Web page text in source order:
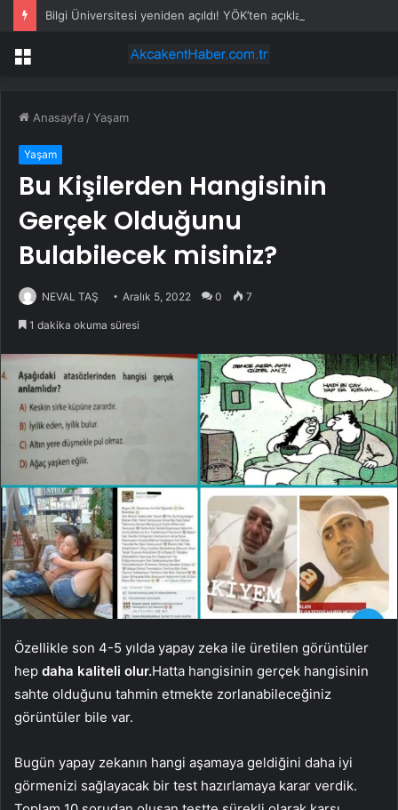
Menü
Anasayfa /Yaşam
Yaşam
Bu Kişilerden Hangisinin
Gerçek Olduğunu
Bulabilecek misiniz?
NEVAL TAŞ Aralık 5, 2022 0 7
1 dakika okuma süresi
Özellikle son 4-5 yılda yapay zeka ile üretilen görüntüler
hep daha kaliteli olur.Hatta hangisinin gerçek hangisinin
sahte olduğunu tahmin etmekte zorlanabileceğiniz
görüntüler bile var.
Bugün yapay zekanın hangi aşamaya geldiğini daha iyi
görmenizi sağlayacak bir test hazırlamaya karar verdik.